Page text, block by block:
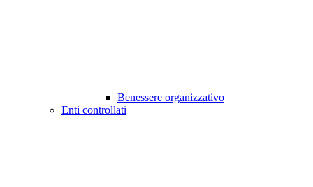
Benessere organizzativo
Enti controllati